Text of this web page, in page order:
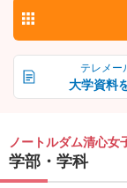
テレメー
大学資料
ノートルダム清心女
学部・学科